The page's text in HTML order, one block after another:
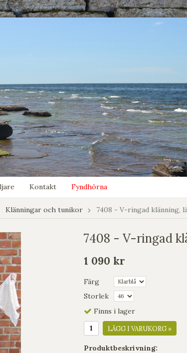
Kontakt Fyndhörna
Klänningar och tunikor 7408 - V-ringad klänning,
7408 - V-ringad
1 090 kr
Färg
Storlek
Finns i lager
LÄGG I VARUKORG »
Produktbeskrivning: